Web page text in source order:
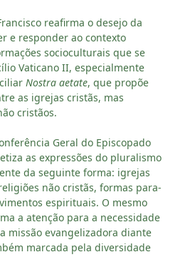
reafirma o desejo da
e responder ao contexto
socioculturais que se
Vaticano II, especialmente
Nostra aetate, que propõe
as igrejas cristãs, mas
cristãos.
Geral do Episcopado
as expressões do pluralismo
da seguinte forma: igrejas
não cristãs, formas para-
espirituais. O mesmo
a atenção para a necessidade
missão evangelizadora diante
marcada pela diversidade